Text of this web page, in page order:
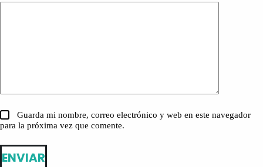
Guarda mi nombre, correo electrónico y web en este navegador
para la próxima vez que comente.
ENVIAR